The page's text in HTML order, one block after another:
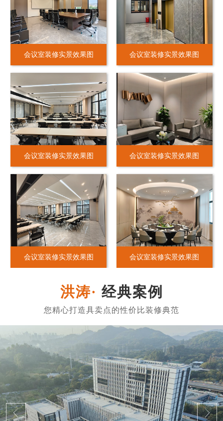
会议室装修实景效果图 会议室装修实景效果图
会议室装修实景效果图 会议室装修实景效果图
会议室装修实景效果图 会议室装修实景效果图
经典案例